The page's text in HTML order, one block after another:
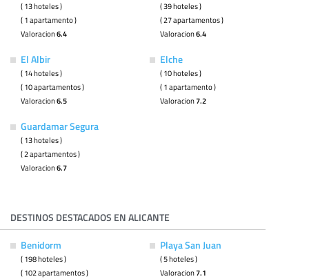
( 13 hoteles )
( 1 apartamento )
Valoracion6.4
( 39 hoteles )
( 27 apartamentos )
Valoracion6.4
El Albir
( 14 hoteles )
( 10 apartamentos )
Valoracion6.5
Elche
( 10 hoteles )
( 1 apartamento )
Valoracion7.2
Guardamar Segura
( 13 hoteles )
( 2 apartamentos )
Valoracion6.7
DESTINOS DESTACADOS EN ALICANTE
Benidorm
( 198 hoteles )
( 102 apartamentos )
Playa San Juan
( 5 hoteles )
Valoracion7.1